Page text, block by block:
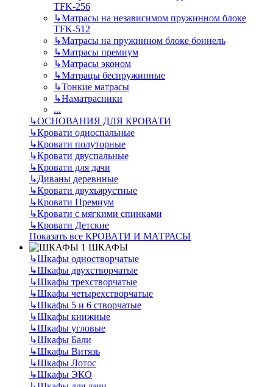
TFK-256
↳Матрасы на независимом пружинном блоке
TFK-512
↳Матрасы на пружинном блоке боннель
↳Матрасы премиум
↳Матрасы эконом
↳Матрацы беспружинные
↳Тонкие матрасы
↳Наматрасники
...
↳ОСНОВАНИЯ ДЛЯ КРОВАТИ
↳Кровати односпальные
↳Кровати полуторные
↳Кровати двуспальные
↳Кровати для дачи
↳Диваны деревнные
↳Кровати двухъярустные
↳Кровати Премиум
↳Кровати с мягкими спинками
↳Кровати Детские
Показать все КРОВАТИ И МАТРАСЫ
ШКАФЫ
↳Шкафы одностворчатые
↳Шкафы двухстворчатые
↳Шкафы трехстворчатые
↳Шкафы четырехстворчатые
↳Шкафы 5 и 6 створчатые
↳Шкафы книжные
↳Шкафы угловые
↳Шкафы Бали
↳Шкафы Витязь
↳Шкафы Лотос
↳Шкафы ЭКО